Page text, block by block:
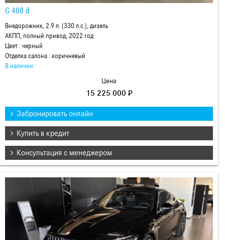
G 400 d
Внедорожник, 2.9 л. (330 л.с.), дизель
АКПП, полный привод, 2022 год
Цвет : черный
Отделка салона : коричневый
В наличии
Цена
15 225 000 ₽
Забронировать онлайн
Купить в кредит
Консультация с менеджером